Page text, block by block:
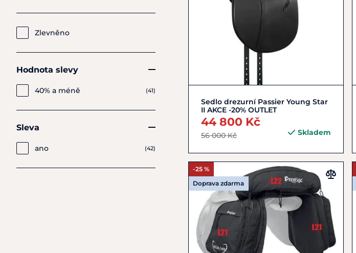
Zlevněno
Hodnota slevy
40% a méně (41)
Sleva
ano (42)
Zobrazit detail
Sedlo drezurní Passier Young Star
II AKCE -20% OUTLET
44 800 Kč
56 000 Kč Skladem
-25 %
Doprava zdarma